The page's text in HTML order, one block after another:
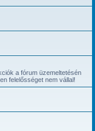
a fórum üzemeltetésén
felelősséget nem vállal!